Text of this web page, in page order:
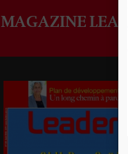
MAGAZINE